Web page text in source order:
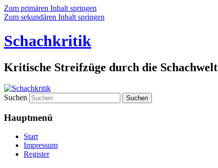
Zum primären Inhalt springen
Zum sekundären Inhalt springen
Schachkritik
Kritische Streifzüge durch die Schachwelt
Suchen
Hauptmenü
Start
Impressum
Register